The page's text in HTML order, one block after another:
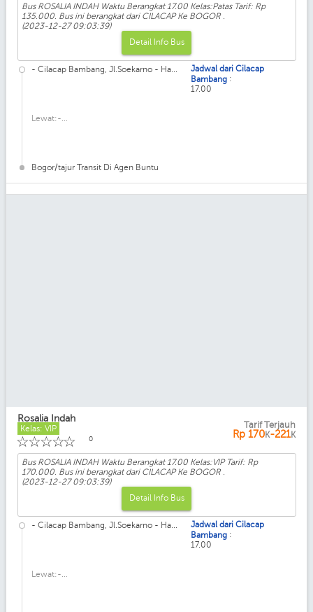
Bus ROSALIA INDAH Waktu Berangkat 17.00 Kelas:Patas Tarif: Rp
135.000. Bus ini berangkat dari CILACAP Ke BOGOR .
(2023-12-27 09:03:39)
Detail Info Bus
- Cilacap Bambang, Jl.Soekarno - Ha...
Lewat:-...
Bogor/tajur Transit Di Agen Buntu
Jadwal dari Cilacap
Bambang :
17.00
Rosalia Indah
Kelas: VIP
☆
☆
☆
☆
☆ 0
Tarif Terjauh
Rp 170K-221K
Bus ROSALIA INDAH Waktu Berangkat 17.00 Kelas:VIP Tarif: Rp
170.000. Bus ini berangkat dari CILACAP Ke BOGOR .
(2023-12-27 09:03:39)
Detail Info Bus
- Cilacap Bambang, Jl.Soekarno - Ha...
Lewat:-...
Jadwal dari Cilacap
Bambang :
17.00